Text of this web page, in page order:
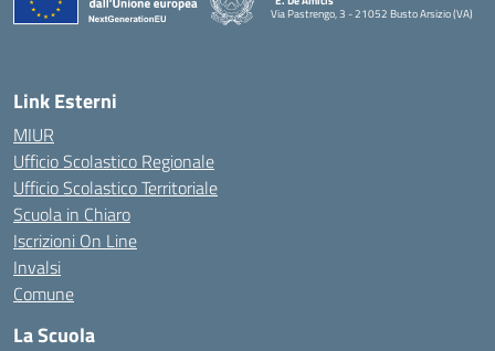
Via Pastrengo, 3 - 21052 Busto Arsizio (VA)
Link Esterni
MIUR
Ufficio Scolastico Regionale
Ufficio Scolastico Territoriale
Scuola in Chiaro
Iscrizioni On Line
Invalsi
Comune
La Scuola